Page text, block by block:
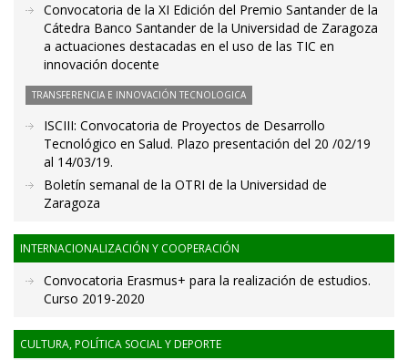
Convocatoria de la XI Edición del Premio Santander de la
Cátedra Banco Santander de la Universidad de Zaragoza
a actuaciones destacadas en el uso de las TIC en
innovación docente
TRANSFERENCIA E INNOVACIÓN TECNOLOGICA
ISCIII: Convocatoria de Proyectos de Desarrollo
Tecnológico en Salud. Plazo presentación del 20 /02/19
al 14/03/19.
Boletín semanal de la OTRI de la Universidad de
Zaragoza
INTERNACIONALIZACIÓN Y COOPERACIÓN
Convocatoria Erasmus+ para la realización de estudios.
Curso 2019-2020
CULTURA, POLÍTICA SOCIAL Y DEPORTE